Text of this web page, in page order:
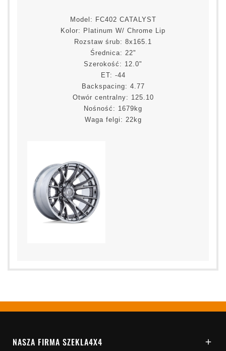
Model: FC402 CATALYST
Kolor: Platinum W/ Chrome Lip
Rozstaw śrub: 8x165.1
Średnica: 22"
Szerokość: 12.0"
ET: -44
Backspacing: 4.77
Otwór centralny: 125.10
Nośność: 1679kg
Waga felgi: 22kg
NASZA FIRMA SZEKLA4X4 